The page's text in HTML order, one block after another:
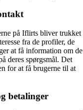
på Iflirts bliver trukket
fra de profiler, de
at få information om de
deres spørgsmål. Det
for at få brugerne til at
betalinger